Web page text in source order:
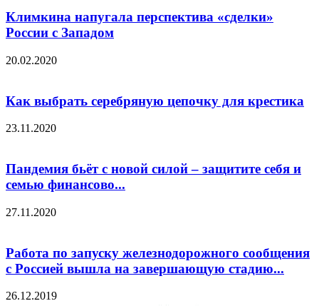
Климкина напугала перспектива «сделки»
России с Западом
20.02.2020
Как выбрать серебряную цепочку для крестика
23.11.2020
Пандемия бьёт с новой силой – защитите себя и
семью финансово...
27.11.2020
Работа по запуску железнодорожного сообщения
с Россией вышла на завершающую стадию...
26.12.2019